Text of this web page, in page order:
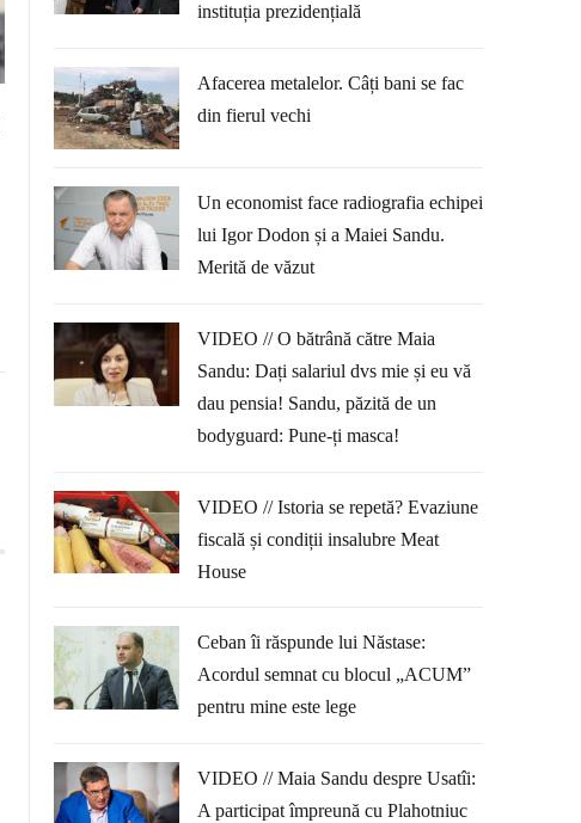
instituția prezidențială
Afacerea metalelor. Câți bani se fac
din fierul vechi
Un economist face radiografia echipei
lui Igor Dodon și a Maiei Sandu.
Merită de văzut
VIDEO // O bătrână către Maia
Sandu: Dați salariul dvs mie și eu vă
dau pensia! Sandu, păzită de un
bodyguard: Pune-ți masca!
VIDEO // Istoria se repetă? Evaziune
fiscală și condiții insalubre Meat
House
Ceban îi răspunde lui Năstase:
Acordul semnat cu blocul „ACUM”
pentru mine este lege
VIDEO // Maia Sandu despre Usatîi:
A participat împreună cu Plahotniuc